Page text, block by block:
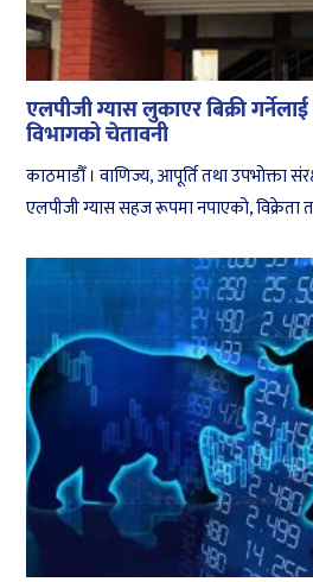
एलपीजी ग्यास लुकाएर बिक्री
विभागको चेतावनी
काठमाडौँ । वाणिज्य, आपूर्ति तथा उपभोक्ता
एलपीजी ग्यास सहज रूपमा नपाएको, विक्रेता